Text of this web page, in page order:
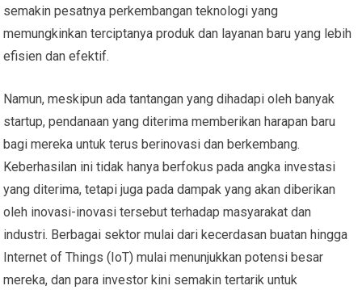
semakin pesatnya perkembangan teknologi yang
memungkinkan terciptanya produk dan layanan baru yang lebih
efisien dan efektif.
Namun, meskipun ada tantangan yang dihadapi oleh banyak
startup, pendanaan yang diterima memberikan harapan baru
bagi mereka untuk terus berinovasi dan berkembang.
Keberhasilan ini tidak hanya berfokus pada angka investasi
yang diterima, tetapi juga pada dampak yang akan diberikan
oleh inovasi-inovasi tersebut terhadap masyarakat dan
industri. Berbagai sektor mulai dari kecerdasan buatan hingga
Internet of Things (IoT) mulai menunjukkan potensi besar
mereka, dan para investor kini semakin tertarik untuk